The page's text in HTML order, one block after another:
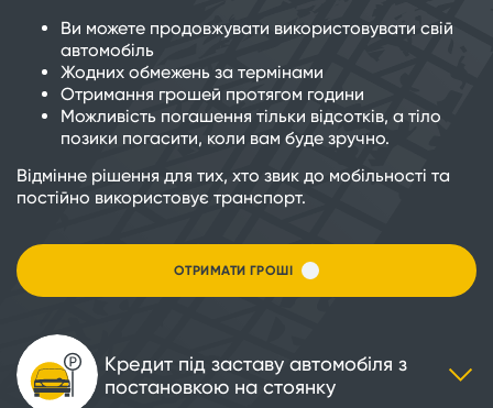
Ви можете продовжувати використовувати свій
автомобіль
Жодних обмежень за термінами
Отримання грошей протягом години
Можливість погашення тільки відсотків, а тіло
позики погасити, коли вам буде зручно.
Відмінне рішення для тих, хто звик до мобільності та
постійно використовує транспорт.
ОТРИМАТИ ГРОШІ
Кредит під заставу автомобіля з
постановкою на стоянку